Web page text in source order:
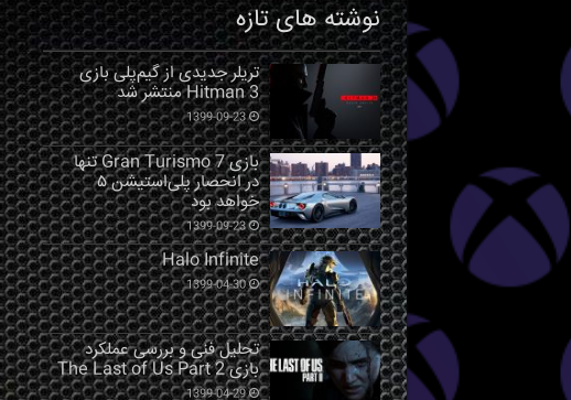
نوشته های تازه
تریلر جدیدی از گیم‌پلی بازی
Hitman 3 منتشر شد
1399-09-23
بازی Gran Turismo 7 تنها
در انحصار پلی‌استیشن ۵
خواهد بود
1399-09-23
Halo Infinite
1399-04-30
تحلیل فنی و بررسی عملکرد
بازی The Last of Us Part 2
1399-04-29